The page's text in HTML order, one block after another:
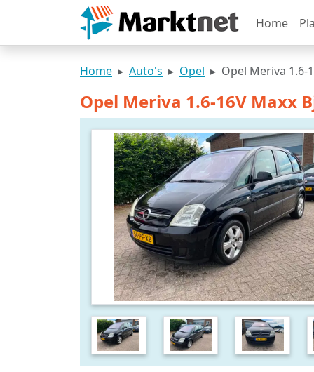
Home
Home Auto's Opel Opel Meriva 1.6-
Opel Meriva 1.6-16V Maxx